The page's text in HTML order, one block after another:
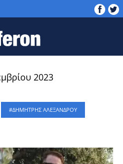
2023
ΔΗΜΗΤΡΗΣ ΑΛΕΞΑΝΔΡΟΥ